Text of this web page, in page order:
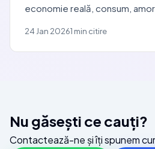
economie reală, consum,
+ ofertă
24 Jan 20261 min citire
Nu găsești ce cauți?
Contactează-ne și îți spunem